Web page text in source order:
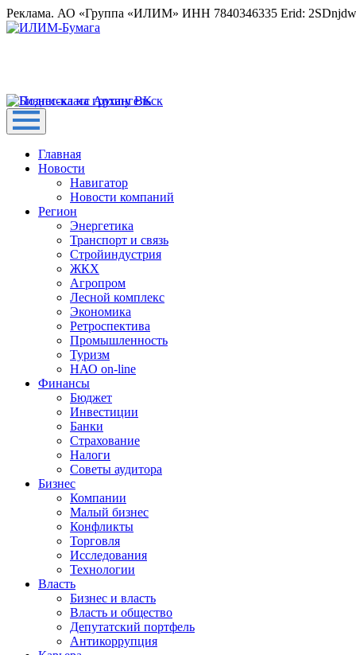
Реклама. АО «Группа «ИЛИМ» ИНН 7840346335 Erid:
Главная
Новости
Навигатор
Новости компаний
Регион
Энергетика
Транспорт и связь
Стройиндустрия
ЖКХ
Агропром
Лесной комплекс
Экономика
Ретроспектива
Промышленность
Туризм
НАО on-line
Финансы
Бюджет
Инвестиции
Банки
Страхование
Налоги
Советы аудитора
Бизнес
Компании
Малый бизнес
Конфликты
Торговля
Исследования
Технологии
Власть
Бизнес и власть
Власть и общество
Депутатский портфель
Антикоррупция